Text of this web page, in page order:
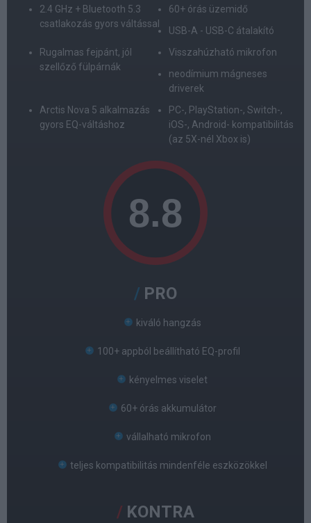
2.4 GHz + Bluetooth 5.3
csatlakozás gyors váltással
60+ órás üzemidő
USB-A - USB-C átalakító
Rugalmas fejpánt, jól
szellőző fülpárnák
Visszahúzható mikrofon
neodímium mágneses
driverek
Arctis Nova 5 alkalmazás
gyors EQ-váltáshoz
PC-, PlayStation-, Switch-,
iOS-, Android- kompatibilitás
(az 5X-nél Xbox is)
PRO
kiváló hangzás
100+ appból beállítható EQ-profil
kényelmes viselet
60+ órás akkumulátor
vállalható mikrofon
teljes kompatibilitás mindenféle eszközökkel
KONTRA